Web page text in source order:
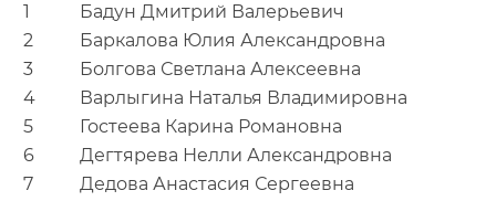
1
Бадун Дмитрий Валерьевич
2
Баркалова Юлия Александровна
3
Болгова Светлана Алексеевна
4
Варлыгина Наталья Владимировна
5
Гостеева Карина Романовна
6
Дегтярева Нелли Александровна
7
Дедова Анастасия Сергеевна